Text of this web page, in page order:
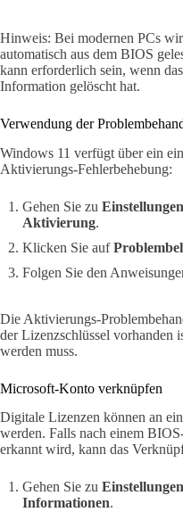
Hinweis: Bei modernen PCs
automatisch aus dem BIOS
kann erforderlich sein, wenn
Information gelöscht hat.
Verwendung der
Windows 11 verfügt über ein
Aktivierungs-Fehlerbehebung:
Gehen Sie zu
Aktivierung.
Klicken Sie auf
Folgen Sie den
Die Aktivierungs-
der Lizenzschlüssel vorhanden
werden muss.
Microsoft-Konto verknüpfen
Digitale Lizenzen können an
werden. Falls nach einem
erkannt wird, kann das
Gehen Sie zu
Informationen.